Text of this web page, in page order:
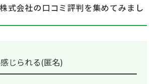
式会社の口コミ評判を集めてみまし
じられる(匿名)